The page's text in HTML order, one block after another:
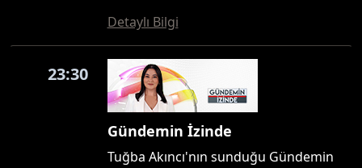
Detaylı Bilgi
23:30
Gündemin İzinde
Tuğba Akıncı'nın sunduğu Gündemin